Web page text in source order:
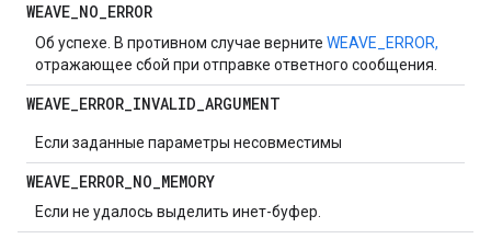
WEAVE_NO_ERROR
Об успехе. В противном случае верните WEAVE_ERROR,
отражающее сбой при отправке ответного сообщения.
WEAVE_ERROR_INVALID_ARGUMENT
Если заданные параметры несовместимы
WEAVE_ERROR_NO_MEMORY
Если не удалось выделить инет-буфер.